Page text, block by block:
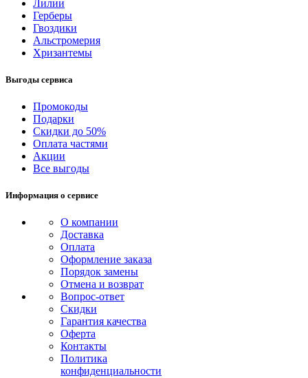
Лилии
Герберы
Гвоздики
Альстромерия
Хризантемы
Выгоды сервиса
Промокоды
Подарки
Скидки до 50%
Оплата частями
Акции
Все выгоды
Информация о сервисе
О компании
Доставка
Оплата
Оформление заказа
Порядок замены
Отмена и возврат
Вопрос-ответ
Скидки
Гарантия качества
Оферта
Контакты
Политика
конфиденциальности